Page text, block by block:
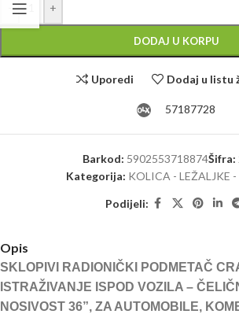
+
DODAJ U KORPU
Uporedi Dodaj u listu
57187728
Barkod: 5902553718874Šifra:
Kategorija: KOLICA - LEŽALJKE
Podijeli:
Opis
SKLOPIVI RADIONIČKI PODMETAČ
ISTRAŽIVANJE ISPOD VOZILA –
NOSIVOST 36”, ZA AUTOMOBILE,